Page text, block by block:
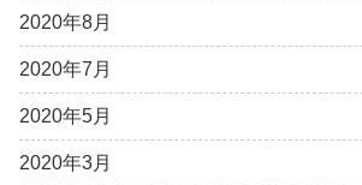
2020年8月
2020年7月
2020年5月
2020年3月